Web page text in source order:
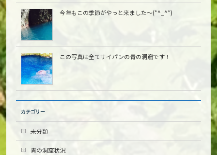
今年もこの季節がやっと来ました〜(*^_^*)
この写真は全てサイパンの青の洞窟です！
カテゴリー
未分類
青の洞窟状況